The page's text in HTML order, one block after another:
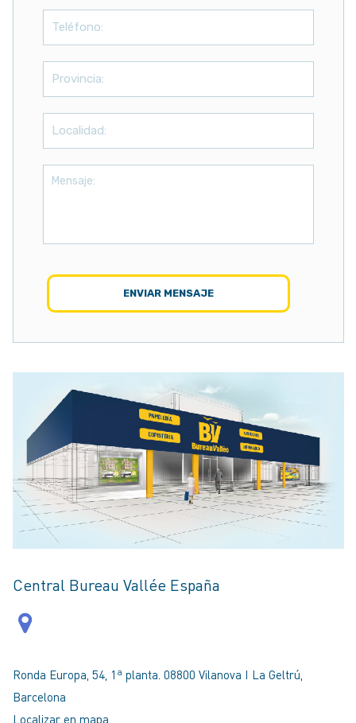
Central Bureau Vallée España
Ronda Europa, 54, 1ª planta. 08800 Vilanova I La Geltrú,
Barcelona
Localizar en mapa